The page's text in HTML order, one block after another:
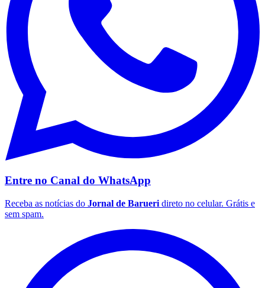
Entre no Canal do WhatsApp
Receba as notícias do Jornal de Barueri direto no celular. Grátis e
sem spam.